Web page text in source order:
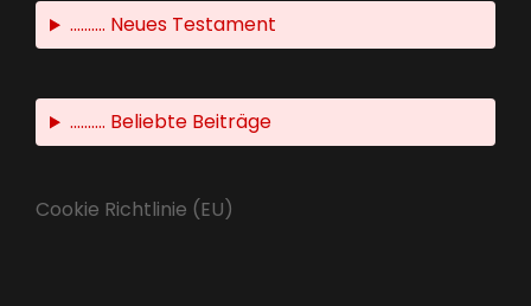
.......... Neues Testament
.......... Beliebte Beiträge
Cookie Richtlinie (EU)